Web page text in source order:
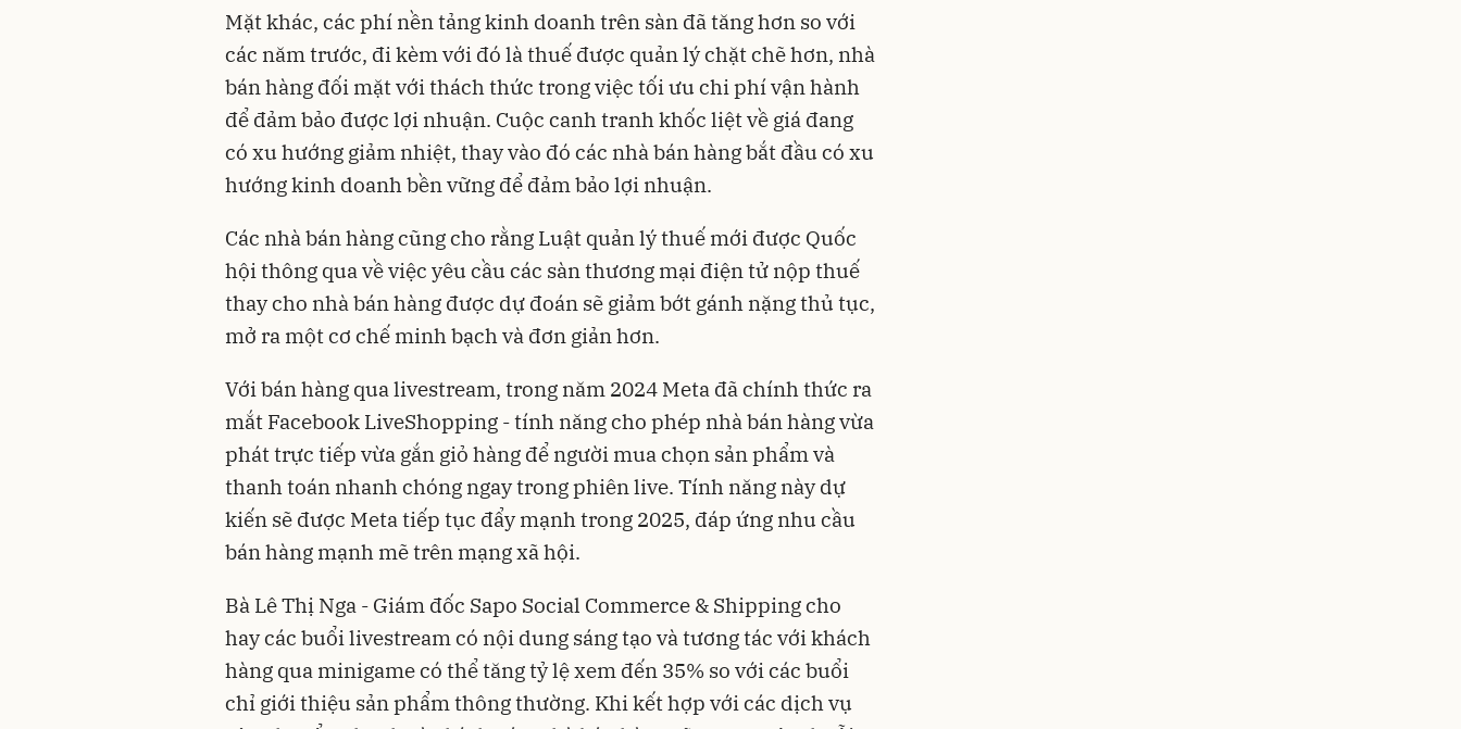
Mặt khác, các phí nền tảng kinh doanh trên sàn đã tăng hơn so với
các năm trước, đi kèm với đó là thuế được quản lý chặt chẽ hơn, nhà
bán hàng đối mặt với thách thức trong việc tối ưu chi phí vận hành
để đảm bảo được lợi nhuận. Cuộc canh tranh khốc liệt về giá đang
có xu hướng giảm nhiệt, thay vào đó các nhà bán hàng bắt đầu có xu
hướng kinh doanh bền vững để đảm bảo lợi nhuận.
Các nhà bán hàng cũng cho rằng Luật quản lý thuế mới được Quốc
hội thông qua về việc yêu cầu các sàn thương mại điện tử nộp thuế
thay cho nhà bán hàng được dự đoán sẽ giảm bớt gánh nặng thủ tục,
mở ra một cơ chế minh bạch và đơn giản hơn.
Với bán hàng qua livestream, trong năm 2024 Meta đã chính thức ra
mắt Facebook LiveShopping - tính năng cho phép nhà bán hàng vừa
phát trực tiếp vừa gắn giỏ hàng để người mua chọn sản phẩm và
thanh toán nhanh chóng ngay trong phiên live. Tính năng này dự
kiến sẽ được Meta tiếp tục đẩy mạnh trong 2025, đáp ứng nhu cầu
bán hàng mạnh mẽ trên mạng xã hội.
Bà Lê Thị Nga - Giám đốc Sapo Social Commerce & Shipping cho
hay các buổi livestream có nội dung sáng tạo và tương tác với khách
hàng qua minigame có thể tăng tỷ lệ xem đến 35% so với các buổi
chỉ giới thiệu sản phẩm thông thường. Khi kết hợp với các dịch vụ